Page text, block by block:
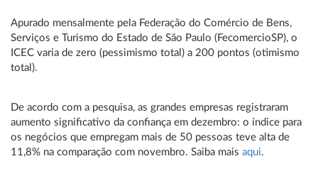
Apurado mensalmente pela Federação do Comércio de Bens,
Serviços e Turismo do Estado de São Paulo (FecomercioSP), o
ICEC varia de zero (pessimismo total) a 200 pontos (otimismo
total).
De acordo com a pesquisa, as grandes empresas registraram
aumento significativo da confiança em dezembro: o índice para
os negócios que empregam mais de 50 pessoas teve alta de
11,8% na comparação com novembro. Saiba mais aqui.